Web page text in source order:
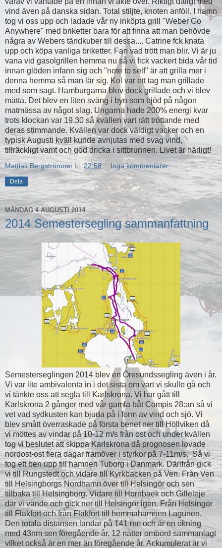
vind även på danska sidan. Total stiljte, knoten anföll. I hamn
tog vi oss upp och ladade vår ny inköpta grill "Weber Go
Anywhere" med briketter bara för att finna att man behövde
några av Webers tändkuber till dessa.... Catrine fck knata
upp och köpa vanliga briketter. Fan vad trött man blir. Vi är ju
vana vid gasolgrillen hemma nu så vi fick vackert bida vår tid
innan glöden infann sig och "note to self" är att grilla mer i
denna hemma så man lär sig. Kol var ett tag man grillade
med som sagt. Hamburgarna blev dock grillade och vi blev
mätta. Det blev en liten sväng i byn som bjöd på någon
matmässa av något slag. Ungarna hade 200% energi kvar
trots klockan var 19.30 så kvällen vart rätt tröttande med
deras stimmande. Kvällen var dock väldigt vacker och en
typisk Augusti kväll kunde avnjutas med svag vind,
tillräckligt vamt och god dricka i sittbrunnen. Livet är härligt!
Mattias Bergströmner kl.22:58 Inga kommentarer:
Dela
MÅNDAG 4 AUGUSTI 2014
2014 Semestersegling sammanfattning
Semesterseglingen 2014 blev en Öresundssegling även i år.
Vi var lite ambivalenta in i det sista om vart vi skulle gå och
vi tänkte oss att segla till Karlskrona. Vi har gått till
Karlskrona 2 gånger med vår gamla båt Compis 28:an så vi
vet vad sydkusten kan bjuda på i form av vind och sjö. Vi
blev smått överraskade på första benet ner till Höllviken då
vi möttes av vindar på 10-12 m/s från ost och under kvällen
tog vi beslutet att skippa Karlskrona då prognosen lovade
nordost-ost flera dagar framöver i styrkor på 7-11m/s. Så vi
tog ett ben upp till hamnen Tuborg i Danmark. Därifrån gick
vi till Rungstedt och vidare till Kyrkbacken på Ven. Från Ven
till Helsingborgs Nordhamn över till Helsingör och sen
tillbaka till Helsingborg. Vidare till Hornbaek och Gilleleje
där vi vände och gick ner till Helsingör igen. Från Helsingör
till Flakfort och från Flakfort till hemmahamnen Lagunen.
Den totala distansen landar på 141 nm och är en ökning
med 43nm sen föregående år. 12 nätter ombord sammanlagt
vilket också är en mer än föregående år. Ackumulerat är vi